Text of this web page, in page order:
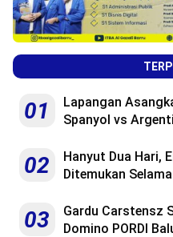
01
Lapangan
Spanyol vs
02
Hanyut Dua Hari,
Ditemukan
03
Gardu Carstensz
Domino PORDI